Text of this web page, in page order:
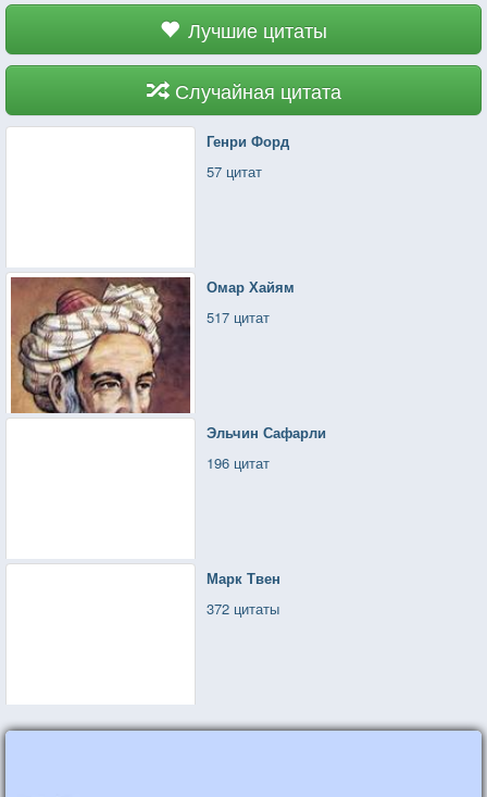
Лучшие цитаты
Случайная цитата
Генри Форд
57 цитат
Омар Хайям
517 цитат
Эльчин Сафарли
196 цитат
Марк Твен
372 цитаты